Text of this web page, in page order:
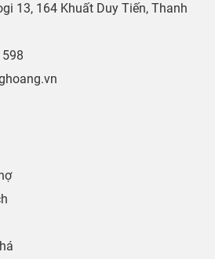
13, 164 Khuất Duy Tiến, Thanh